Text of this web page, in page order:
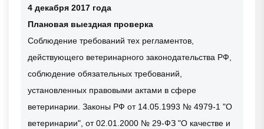
4 декабря 2017 года
Плановая выездная проверка
Соблюдение требований тех регламентов,
действующего ветеринарного законодательства РФ,
соблюдение обязательных требований,
установленных правовыми актами в сфере
ветеринарии. Законы РФ от 14.05.1993 № 4979-1 "О
ветеринарии", от 02.01.2000 № 29-ФЗ "О качестве и